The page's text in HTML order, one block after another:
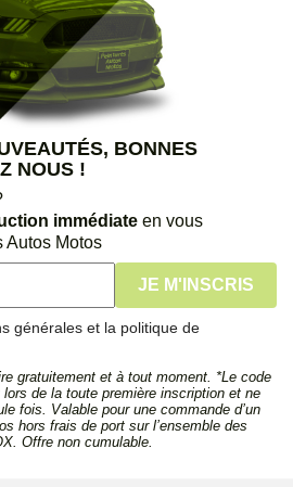
BONNES
NOUS !
immédiate en vous
Autos Motos
générales et la politique de
gratuitement et à tout moment. *Le code
de la toute première inscription et ne
fois. Valable pour une commande d’un
hors frais de port sur l’ensemble des
Offre non cumulable.